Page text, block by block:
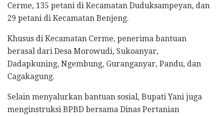
Cerme, 135 petani di Kecamatan Duduksampeyan, dan
29 petani di Kecamatan Benjeng.
Khusus di Kecamatan Cerme, penerima bantuan
berasal dari Desa Morowudi, Sukoanyar,
Dadapkuning, Ngembung, Guranganyar, Pandu, dan
Cagakagung.
Selain menyalurkan bantuan sosial, Bupati Yani juga
menginstruksi BPBD bersama Dinas Pertanian